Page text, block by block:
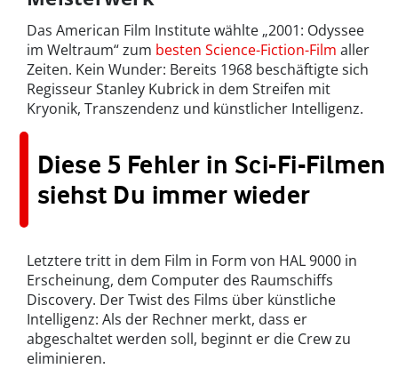
Das American Film Institute wählte „2001: Odyssee
im Weltraum“ zum besten Science-Fiction-Film aller
Zeiten. Kein Wunder: Bereits 1968 beschäftigte sich
Regisseur Stanley Kubrick in dem Streifen mit
Kryonik, Transzendenz und künstlicher Intelligenz.
Diese 5 Fehler in Sci-Fi-Filmen
siehst Du immer wieder
Letztere tritt in dem Film in Form von HAL 9000 in
Erscheinung, dem Computer des Raumschiffs
Discovery. Der Twist des Films über künstliche
Intelligenz: Als der Rechner merkt, dass er
abgeschaltet werden soll, beginnt er die Crew zu
eliminieren.